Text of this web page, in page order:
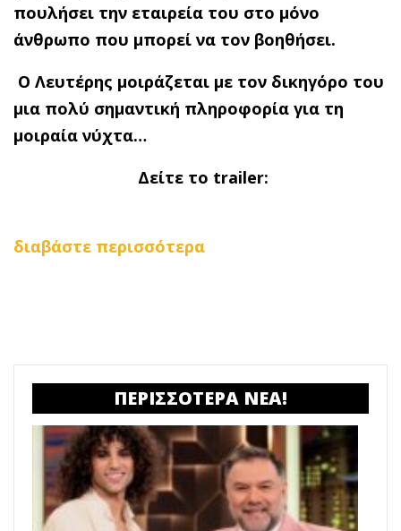
πουλήσει την εταιρεία του στο μόνο
άνθρωπο που μπορεί να τον βοηθήσει.
Ο Λευτέρης μοιράζεται με τον δικηγόρο του
μια πολύ σημαντική πληροφορία για τη
μοιραία νύχτα…
Δείτε το trailer:
διαβάστε περισσότερα
ΠΕΡΙΣΣΟΤΕΡΑ ΝΕΑ!